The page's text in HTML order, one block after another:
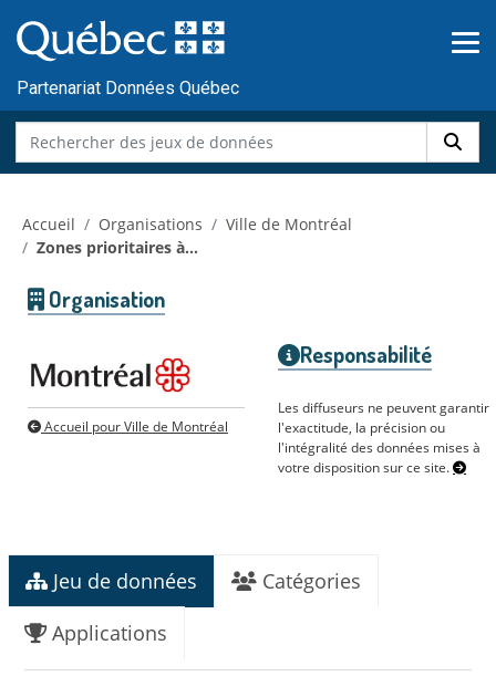
au
contenu
Partenariat Données Québec
Accueil Organisations
Ville de Montréal
Zones prioritaires à...
Organisation
Accueil pour Ville de Montréal
Responsabilité
Les diffuseurs ne peuvent garantir
l'exactitude, la précision ou
l'intégralité des données mises à
votre disposition sur ce site.
Jeu de données
Catégories
Applications